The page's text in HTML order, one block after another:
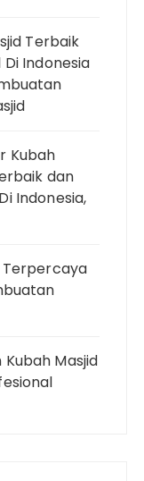
Terbaik
Indonesia
Kubah
dan
Indonesia,
Terpercaya
Masjid